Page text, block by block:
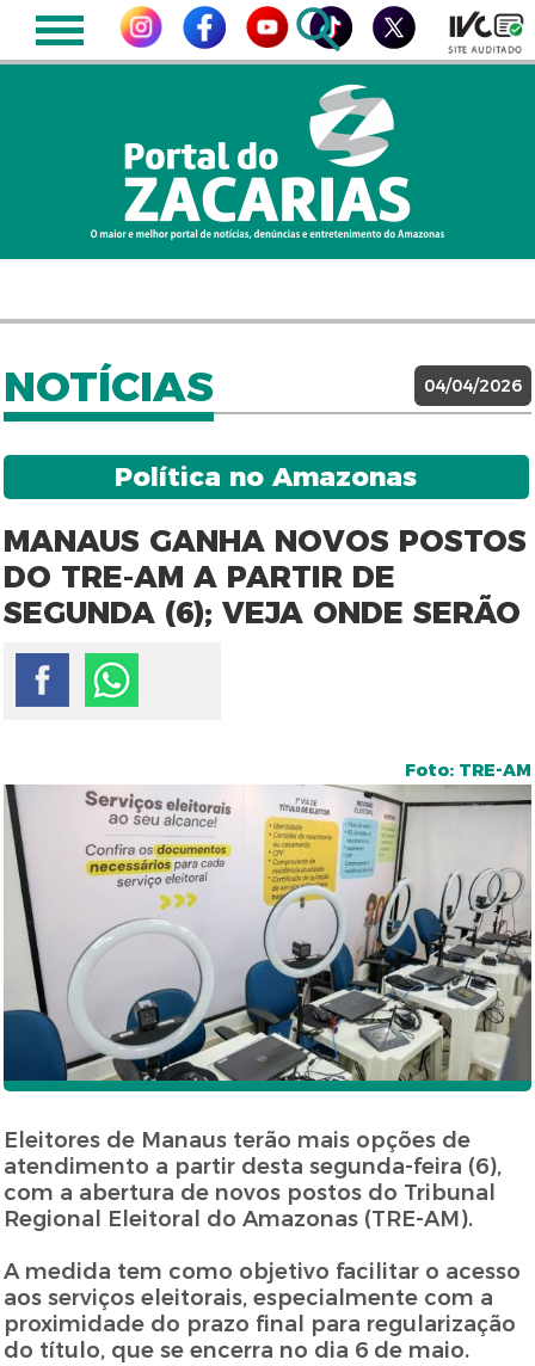
NOTÍCIAS 04/04/2026
Política no Amazonas
MANAUS GANHA NOVOS POSTOS
DO TRE-AM A PARTIR DE
SEGUNDA (6); VEJA ONDE SERÃO
Foto: TRE-AM
Eleitores de Manaus terão mais opções de
atendimento a partir desta segunda-feira (6),
com a abertura de novos postos do Tribunal
Regional Eleitoral do Amazonas (TRE-AM).
A medida tem como objetivo facilitar o acesso
aos serviços eleitorais, especialmente com a
proximidade do prazo final para regularização
do título, que se encerra no dia 6 de maio.